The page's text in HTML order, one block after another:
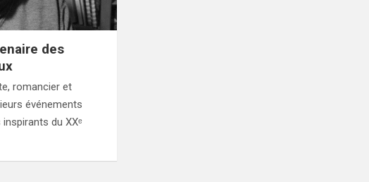
des
romancier et
événements
du XXᵉ